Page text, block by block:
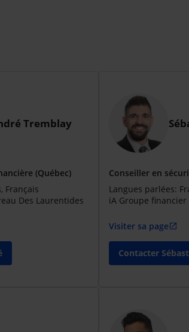
Tremblay
(Québec)
Français
Des Laurentides
Conseiller en
Langues parlées:
iA Groupe
Visiter sa page open_in_new
Contacter